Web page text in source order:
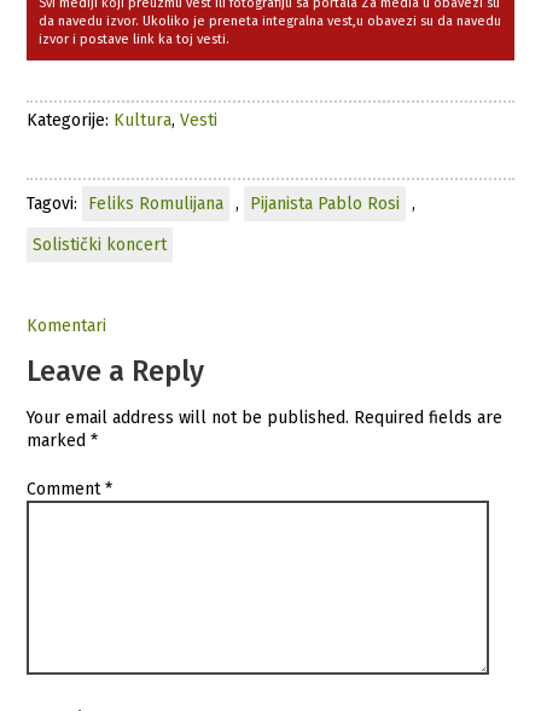
Svi mediji koji preuzmu vest ili fotografiju sa portala Za media u obavezi su
da navedu izvor. Ukoliko je preneta integralna vest,u obavezi su da navedu
izvor i postave link ka toj vesti.
Kategorije: Kultura,Vesti
Tagovi: Feliks Romulijana , Pijanista Pablo Rosi
,
Solistički koncert
Komentari
Leave a Reply
Your email address will not be published. Required fields are
marked*
Comment*